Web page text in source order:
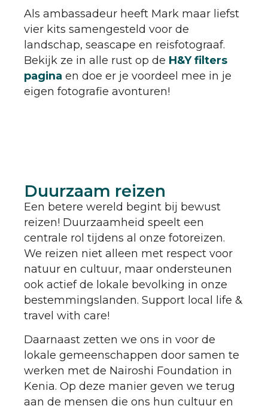
Als ambassadeur heeft Mark maar liefst
vier kits samengesteld voor de
landschap, seascape en reisfotograaf.
Bekijk ze in alle rust op de H&Y filters
pagina en doe er je voordeel mee in je
eigen fotografie avonturen!
Duurzaam reizen
Een betere wereld begint bij bewust
reizen! Duurzaamheid speelt een
centrale rol tijdens al onze fotoreizen.
We reizen niet alleen met respect voor
natuur en cultuur, maar ondersteunen
ook actief de lokale bevolking in onze
bestemmingslanden. Support local life &
travel with care!
Daarnaast zetten we ons in voor de
lokale gemeenschappen door samen te
werken met de Nairoshi Foundation in
Kenia. Op deze manier geven we terug
aan de mensen die ons hun cultuur en